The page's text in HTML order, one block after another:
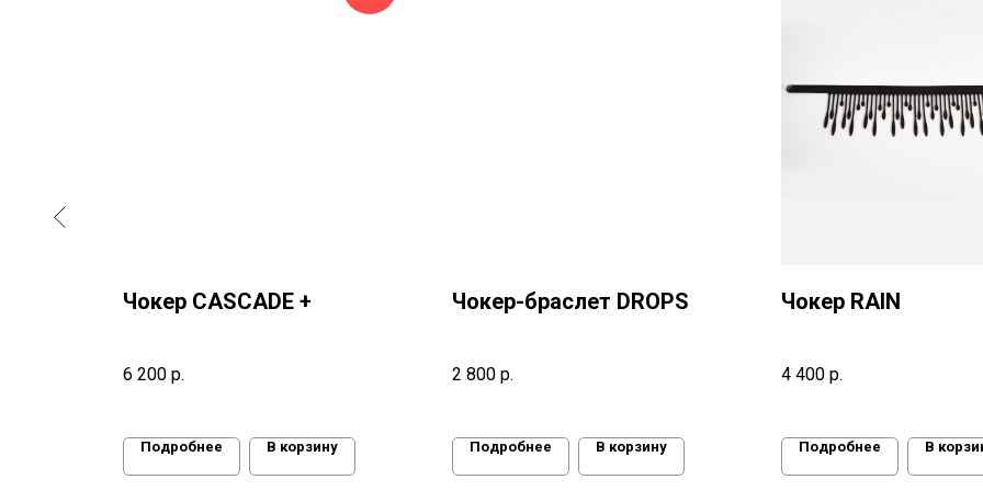
Чокер CASCADE +
6 200 р.
Подробнее В корзину
Чокер-браслет DROPS
2 800 р.
Подробнее В корзину
Чокер RAIN
4 400 р.
Подробнее В